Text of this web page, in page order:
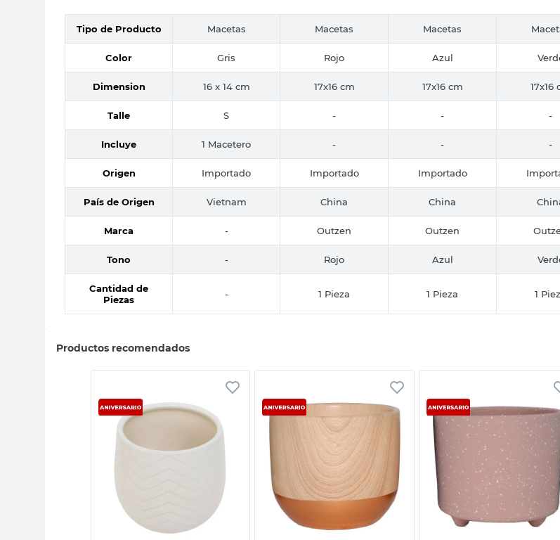
Tipo de Producto Macetas Macetas Macetas
Color Gris Rojo Azul
Dimension 16 x 14 cm 17x16 cm 17x16 cm 17x16
Talle S - - -
Incluye 1 Macetero - - -
Origen Importado Importado Importado
País de Origen Vietnam China China
Marca - Outzen Outzen
Tono - Rojo Azul
Cantidad de
Piezas
- 1 Pieza 1 Pieza 1
Productos recomendados
Vista rápida Vista rápida